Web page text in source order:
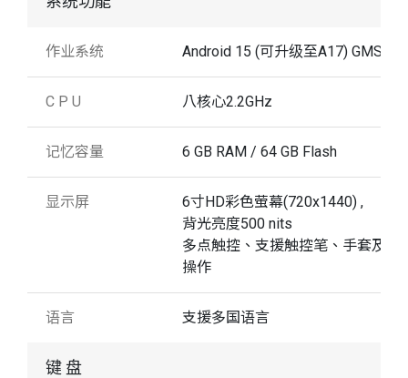
作业系统 Android 15 (可升级至A17) GMS 认
C P U 八核心2.2GHz
记忆容量 6 GB RAM / 64 GB Flash
显示屏
6寸HD彩色萤幕(720x1440) ,
背光亮度500 nits
多点触控、支援触控笔、手套及湿
操作
语言 支援多国语言
键 盘